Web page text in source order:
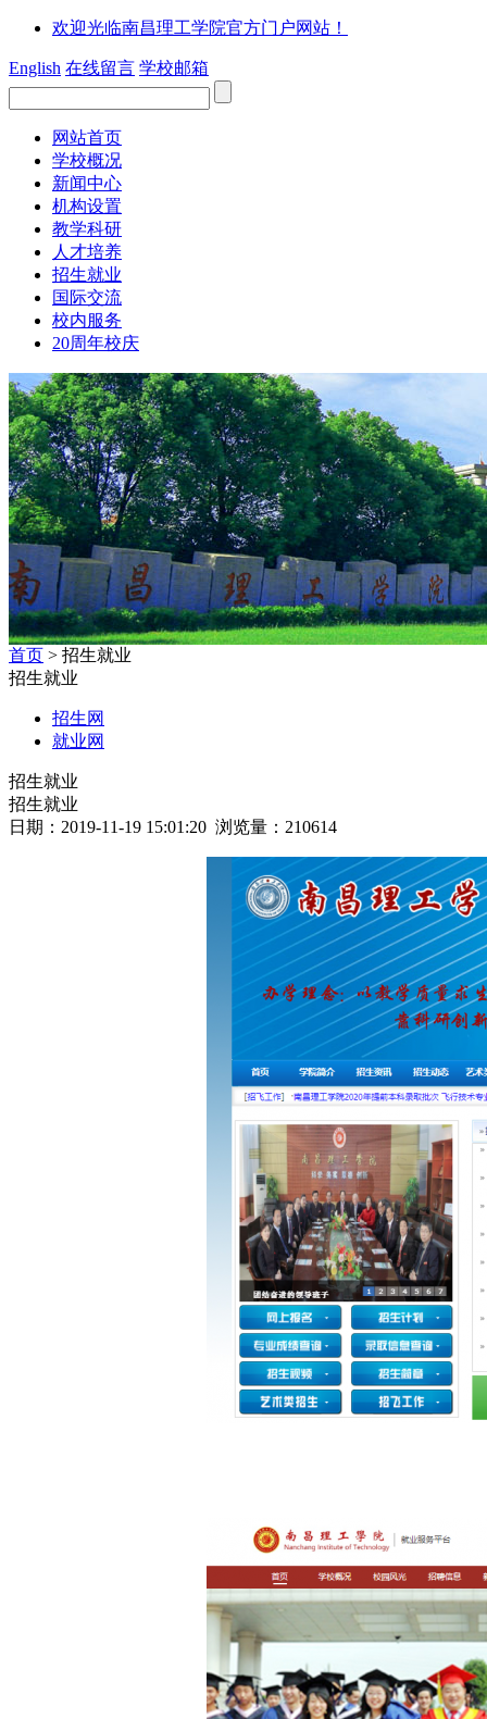
欢迎光临南昌理工学院官方门户网站！
English 在线留言 学校邮箱
网站首页
学校概况
新闻中心
机构设置
教学科研
人才培养
招生就业
国际交流
校内服务
20周年校庆
首页 > 招生就业
招生就业
招生网
就业网
招生就业
招生就业
日期：2019-11-19 15:01:20 浏览量： 210614